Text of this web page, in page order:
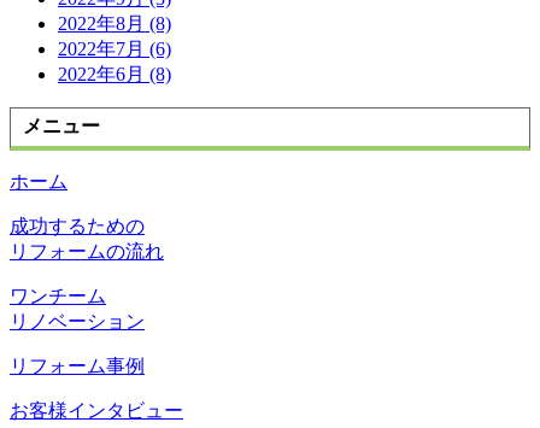
2022年8月 (8)
2022年7月 (6)
2022年6月 (8)
メニュー
ホーム
成功するための
リフォームの流れ
ワンチーム
リノベーション
リフォーム事例
お客様インタビュー